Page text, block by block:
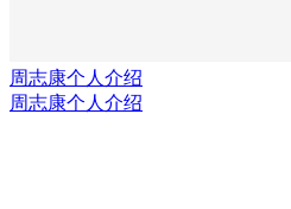
周志康个人介绍
周志康个人介绍